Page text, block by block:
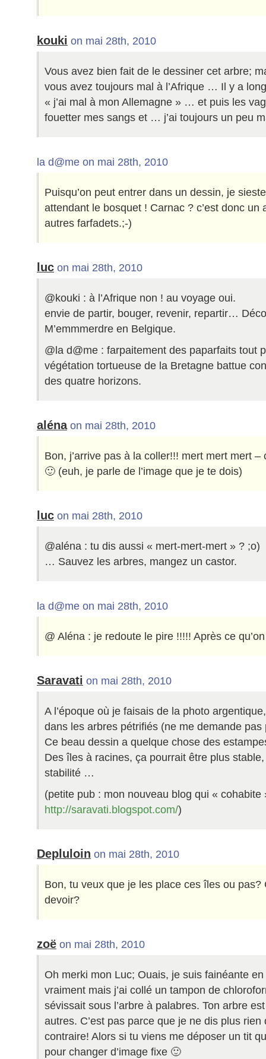
kouki on mai 28th, 2010
Vous avez bien fait de le dessiner cet arbre;
vous avez toujours mal à l’Afrique … Il y a
« j’ai mal à mon Allemagne » … et puis les
fouetter mes sangs et … j’ai toujours un peu
la d@me on mai 28th, 2010
Puisqu’on peut entrer dans un dessin, je
attendant le bosquet ! Carnac ? c’est donc un
autres farfadets.;-)
luc on mai 28th, 2010
@kouki : à l’Afrique non ! au voyage oui.
envie de partir, bouger, revenir, repartir…
M’emmmerdre en Belgique.
@la d@me : farpaitement des paparfaits tout
végétation tortueuse de la Bretagne battue
des quatre horizons.
alénaon mai 28th, 2010
Bon, j’arrive pas à la coller!!! mert mert mert –
🙂 (euh, je parle de l’image que je te dois)
luc on mai 28th, 2010
@aléna : tu dis aussi « mert-mert-mert » ? ;o)
… Sauvez les arbres, mangez un castor.
la d@me on mai 28th, 2010
@ Aléna : je redoute le pire !!!!! Après ce
Saravati on mai 28th, 2010
A l’époque où je faisais de la photo
dans les arbres pétrifiés (ne me demande pas
Ce beau dessin a quelque chose des
Des îles à racines, ça pourrait être plus
stabilité …
(petite pub : mon nouveau blog qui « cohabite
http://saravati.blogspot.com/)
Depluloin on mai 28th, 2010
Bon, tu veux que je les place ces îles ou pas?
devoir?
zoë on mai 28th, 2010
Oh merki mon Luc; Ouais, je suis fainéante
vraiment mais j’ai collé un tampon de
sévissait sous l’arbre à palabres. Ton arbre
autres. C’est pas parce que je ne dis plus
contraire! Alors si tu viens me déposer un tit
pour changer d’image fixe 🙂